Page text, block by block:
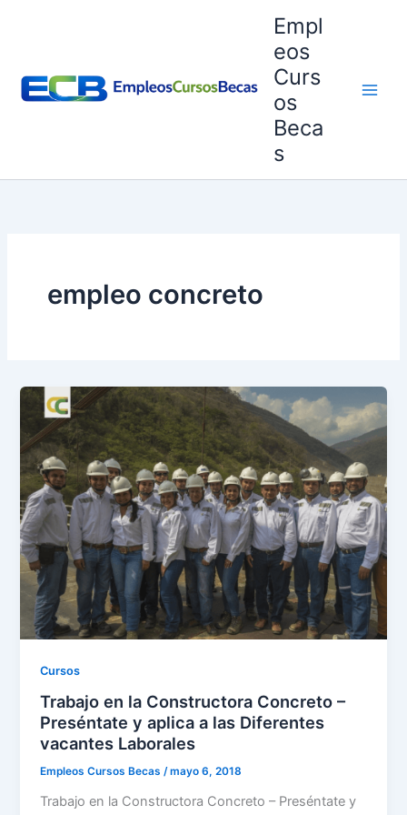
Empl
eos
Curs
os
Beca
s
empleo concreto
Cursos
Trabajo en la Constructora Concreto –
Preséntate y aplica a las Diferentes
vacantes Laborales
Empleos Cursos Becas/mayo 6, 2018
Trabajo en la Constructora Concreto – Preséntate y